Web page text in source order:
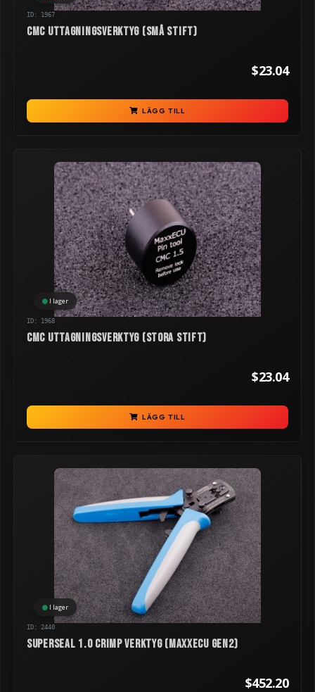
ID: 1967
CMC uttagningsverktyg (små stift)
$23.04
LÄGG TILL
I lager
ID: 1968
CMC uttagningsverktyg (stora stift)
$23.04
LÄGG TILL
I lager
ID: 2440
Superseal 1.0 crimp verktyg (MaxxECU GEN2)
$452.20